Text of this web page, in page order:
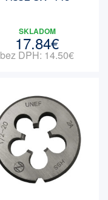
SKLADOM
17.84€
bez DPH: 14.50€